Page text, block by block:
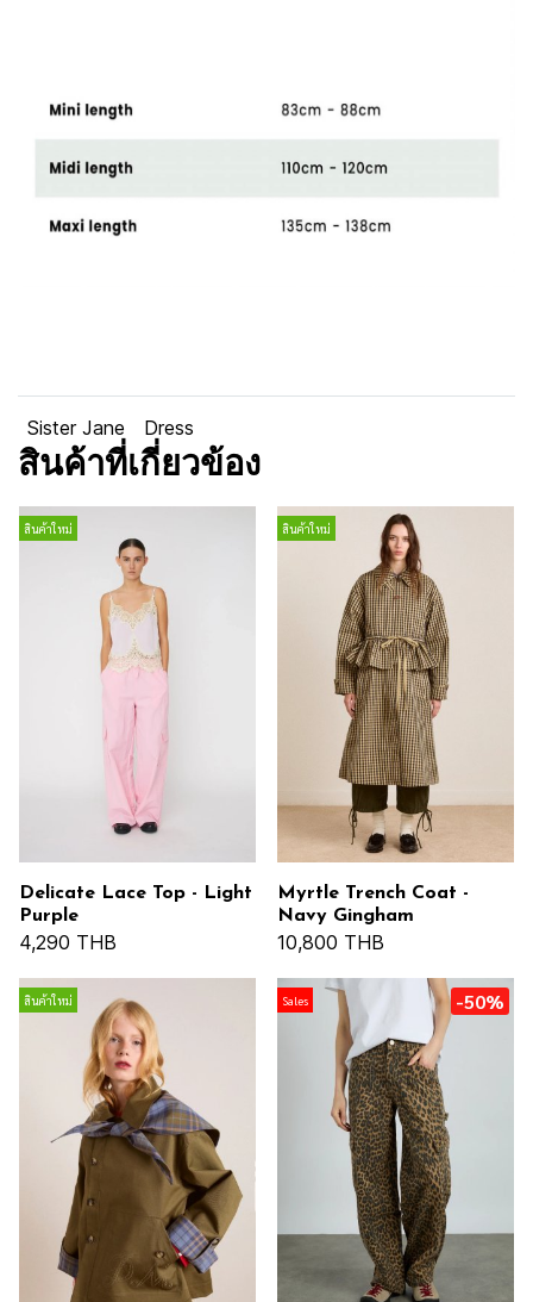
Sister Jane Dress
สินค้าที่เกี่ยวข้อง
สินค้าใหม่
Delicate Lace Top - Light
Purple
4,290 THB
สินค้าใหม่
Myrtle Trench Coat -
Navy Gingham
10,800 THB
สินค้าใหม่ Sales -50%